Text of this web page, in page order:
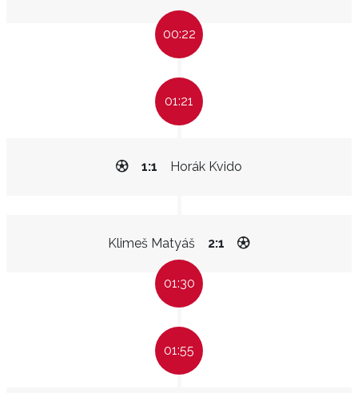
00:22
01:21
Horák Kvido
1:1
Klimeš Matyáš 2:1
01:30
01:55